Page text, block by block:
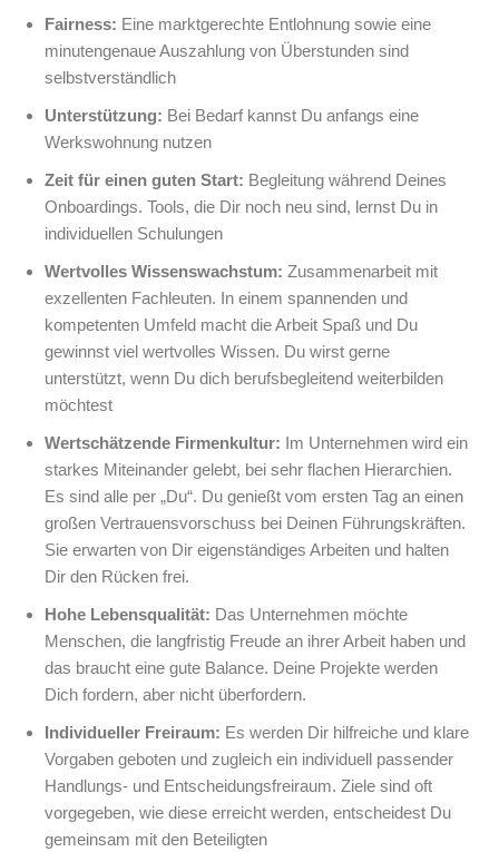
Fairness: Eine marktgerechte Entlohnung sowie eine
minutengenaue Auszahlung von Überstunden sind
selbstverständlich
Unterstützung: Bei Bedarf kannst Du anfangs eine
Werkswohnung nutzen
Zeit für einen guten Start: Begleitung während Deines
Onboardings. Tools, die Dir noch neu sind, lernst Du in
individuellen Schulungen
Wertvolles Wissenswachstum: Zusammenarbeit mit
exzellenten Fachleuten. In einem spannenden und
kompetenten Umfeld macht die Arbeit Spaß und Du
gewinnst viel wertvolles Wissen. Du wirst gerne
unterstützt, wenn Du dich berufsbegleitend weiterbilden
möchtest
Wertschätzende Firmenkultur: Im Unternehmen wird ein
starkes Miteinander gelebt, bei sehr flachen Hierarchien.
Es sind alle per „Du“. Du genießt vom ersten Tag an einen
großen Vertrauensvorschuss bei Deinen Führungskräften.
Sie erwarten von Dir eigenständiges Arbeiten und halten
Dir den Rücken frei.
Hohe Lebensqualität: Das Unternehmen möchte
Menschen, die langfristig Freude an ihrer Arbeit haben und
das braucht eine gute Balance. Deine Projekte werden
Dich fordern, aber nicht überfordern.
Individueller Freiraum: Es werden Dir hilfreiche und klare
Vorgaben geboten und zugleich ein individuell passender
Handlungs- und Entscheidungsfreiraum. Ziele sind oft
vorgegeben, wie diese erreicht werden, entscheidest Du
gemeinsam mit den Beteiligten